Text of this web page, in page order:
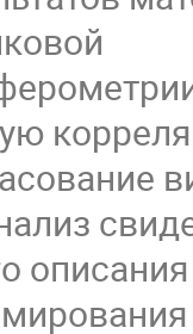
описания